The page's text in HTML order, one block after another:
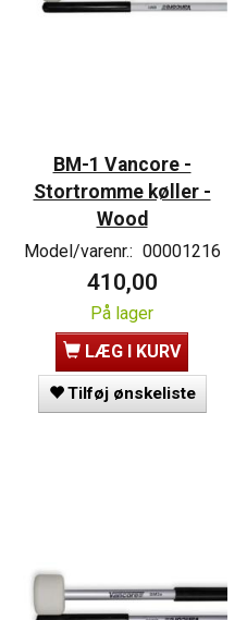
BM-1 Vancore -
Stortromme køller -
Wood
Model/varenr.: 00001216
410,00
På lager
LÆG I KURV
Tilføj ønskeliste